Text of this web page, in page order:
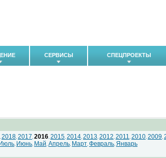
СЕРВИСЫ СПЕЦПРОЕКТЫ
, 2018, 2017, 2016, 2015, 2014, 2013, 2012, 2011, 2010, 2009,
Июль, Июнь, Май, Апрель, Март, Февраль, Январь